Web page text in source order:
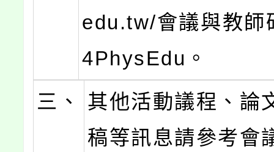
edu.tw/會議與教師
4PhysEdu。
三、
其他活動議程、論
稿等訊息請參考會